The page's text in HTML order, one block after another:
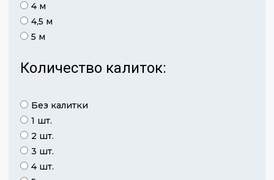
4 м
4,5 м
5 м
Количество калиток:
Без калитки
1 шт.
2 шт.
3 шт.
4 шт.